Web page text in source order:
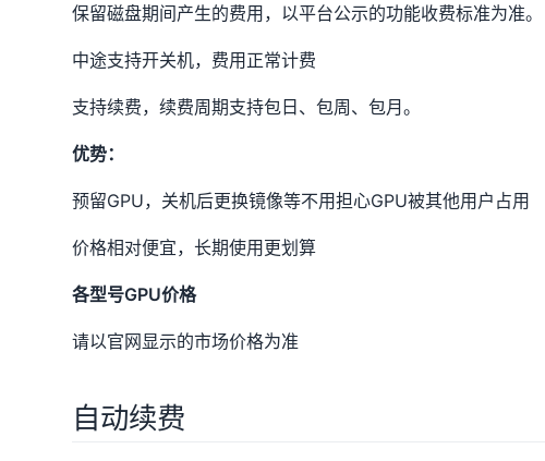
保留磁盘期间产生的费用，以平台公示的功能收费标准为准。
中途支持开关机，费用正常计费
支持续费，续费周期支持包日、包周、包月。
优势：
预留GPU，关机后更换镜像等不用担心GPU被其他用户占用
价格相对便宜，长期使用更划算
各型号GPU价格
请以官网显示的市场价格为准
自动续费